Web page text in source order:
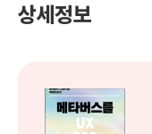
상세정보